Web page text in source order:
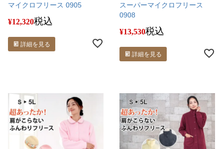
マイクロフリース 0905
¥12,320税込
詳細を見る
スーパーマイクロフリース
0908
¥13,530税込
詳細を見る